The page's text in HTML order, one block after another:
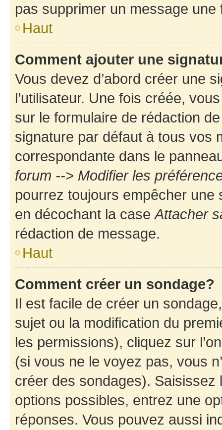
pas supprimer un message une
Haut
Comment ajouter une
Vous devez d’abord créer une
l’utilisateur. Une fois créée,
sur le formulaire de rédaction
signature par défaut à tous vos
correspondante dans le
forum --> Modifier les
pourrez toujours empêcher une
en décochant la caseAttacher
rédaction de message.
Haut
Comment créer un sondage?
Il est facile de créer un
sujet ou la modification du
les permissions), cliquez sur
(si vous ne le voyez pas, vous
créer des sondages).
options possibles, entrez une
réponses. Vous pouvez aussi